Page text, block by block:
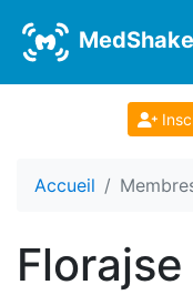
MedShake
Accueil
Florajse